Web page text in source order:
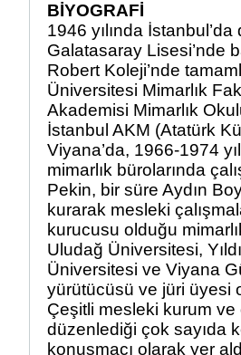
BİYOGRAFİ
1946 yılında
Galatasaray Lisesi’nde
Robert Koleji’nde
Üniversitesi Mimarlık
Akademisi Mimarlık
İstanbul AKM (Atatürk
Viyana’da, 1966-1974
mimarlık bürolarında
Pekin, bir süre Aydın
kurarak mesleki
kurucusu olduğu
Uludağ Üniversitesi,
Üniversitesi ve Viyana
yürütücüsü ve jüri üyesi
Çeşitli mesleki kurum
düzenlediği çok sayıda
konuşmacı olarak yer